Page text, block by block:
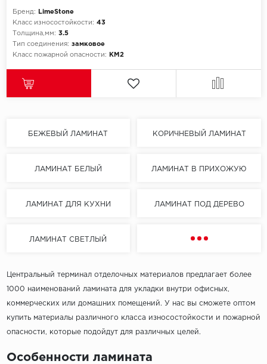
Бренд:
LimeStone
Класс износостойкости: 43
Толщина,мм: 3.5
Тип соединения: замковое
Класс пожарной опасности:
КМ2
БЕЖЕВЫЙ ЛАМИНАТ КОРИЧНЕВЫЙ ЛАМИНАТ
ЛАМИНАТ БЕЛЫЙ ЛАМИНАТ В ПРИХОЖУЮ
ЛАМИНАТ ДЛЯ КУХНИ ЛАМИНАТ ПОД ДЕРЕВО
ЛАМИНАТ СВЕТЛЫЙ
Центральный терминал отделочных материалов предлагает более
1000 наименований ламината для укладки внутри офисных,
коммерческих или домашних помещений. У нас вы сможете оптом
купить материалы различного класса износостойкости и пожарной
опасности, которые подойдут для различных целей.
Особенности ламината